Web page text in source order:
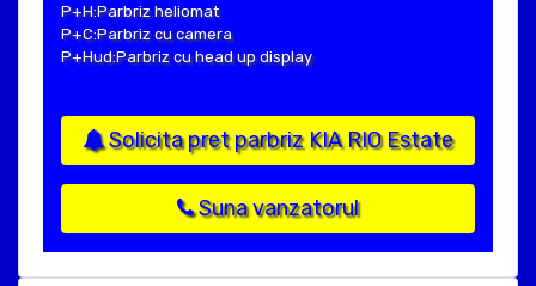
P+H:Parbriz heliomat
P+C:Parbriz cu camera
P+Hud:Parbriz cu head up display
Solicita pret parbriz KIA RIO Estate
Suna vanzatorul